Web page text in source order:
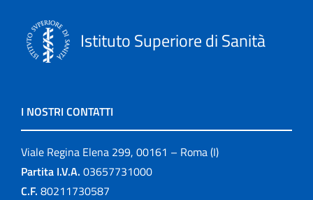
Istituto Superiore di Sanità
I NOSTRI CONTATTI
Viale Regina Elena 299, 00161 – Roma (I)
Partita I.V.A. 03657731000
C.F. 80211730587